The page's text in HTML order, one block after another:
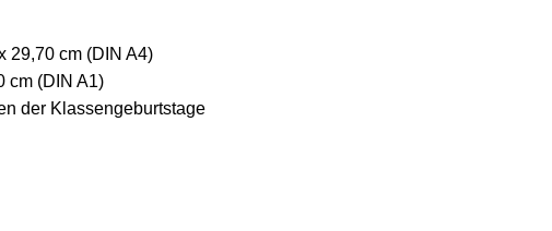
29,70 cm (DIN A4)
cm (DIN A1)
der Klassengeburtstage
Menge